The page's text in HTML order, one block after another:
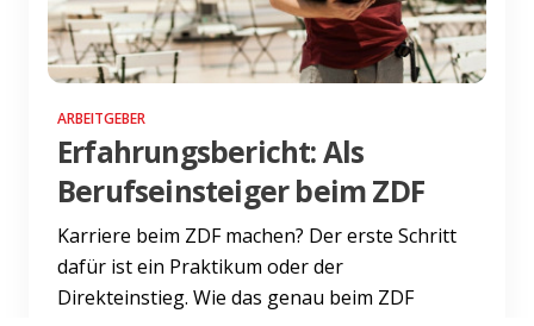
ARBEITGEBER
Erfahrungsbericht: Als
Berufseinsteiger beim ZDF
Karriere beim ZDF machen? Der erste Schritt
dafür ist ein Praktikum oder der
Direkteinstieg. Wie das genau beim ZDF